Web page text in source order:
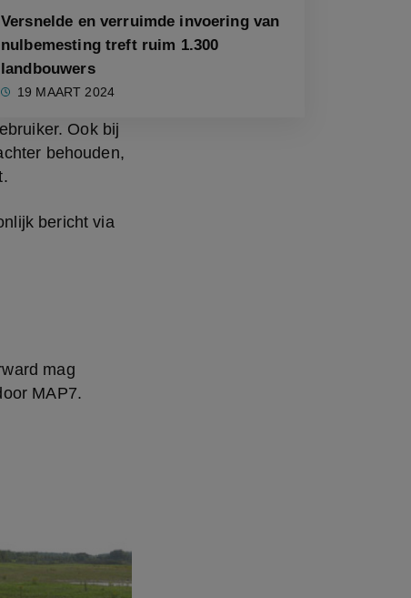
Versnelde en verruimde invoering van
nulbemesting treft ruim 1.300
landbouwers
19 MAART 2024
Ook bij
behouden,
bericht via
mag
MAP7.